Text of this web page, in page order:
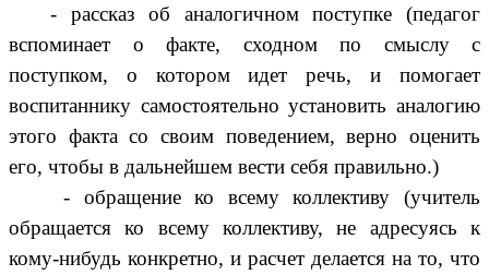
- рассказ об аналогичном поступке (педагог
вспоминает о факте, сходном по смыслу с
поступком, о котором идет речь, и помогает
воспитаннику самостоятельно установить аналогию
этого факта со своим поведением, верно оценить
его, чтобы в дальнейшем вести себя правильно.)
- обращение ко всему коллективу (учитель
обращается ко всему коллективу, не адресуясь к
кому-нибудь конкретно, и расчет делается на то, что